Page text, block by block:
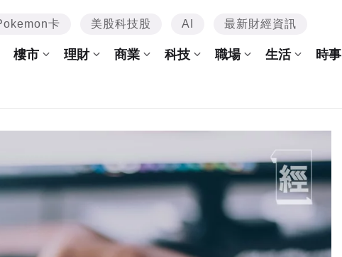
卡 美股科技股 AI 最新財經資訊
樓市 理財 商業 科技 職場 生活 時事